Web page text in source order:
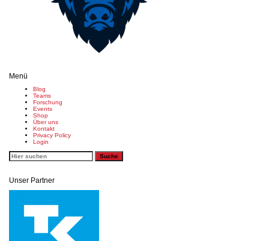
Menü
Blog
Teams
Forschung
Events
Shop
Über uns
Kontakt
Privacy Policy
Login
Unser Partner